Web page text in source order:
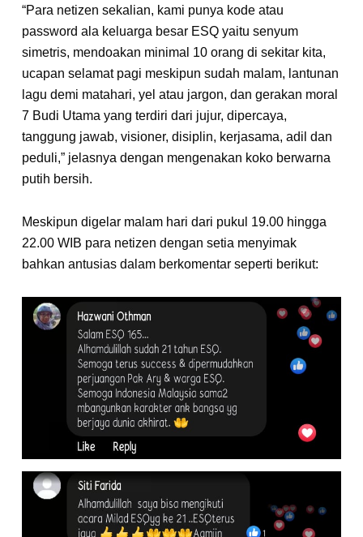
“Para netizen sekalian, kami punya kode atau
password ala keluarga besar ESQ yaitu senyum
simetris, mendoakan minimal 10 orang di sekitar kita,
ucapan selamat pagi meskipun sudah malam, lantunan
lagu demi matahari, yel atau jargon, dan gerakan moral
7 Budi Utama yang terdiri dari jujur, dipercaya,
tanggung jawab, visioner, disiplin, kerjasama, adil dan
peduli,” jelasnya dengan mengenakan koko berwarna
putih bersih.
Meskipun digelar malam hari dari pukul 19.00 hingga
22.00 WIB para netizen dengan setia menyimak
bahkan antusias dalam berkomentar seperti berikut: